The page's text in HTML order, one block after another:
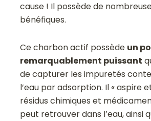
cause ! Il possède de
bénéfiques.
Ce charbon actif possède un
remarquablement puissant
de capturer les impuretés
l’eau par adsorption. Il « aspire
résidus chimiques et
peut retrouver dans l’eau, ainsi